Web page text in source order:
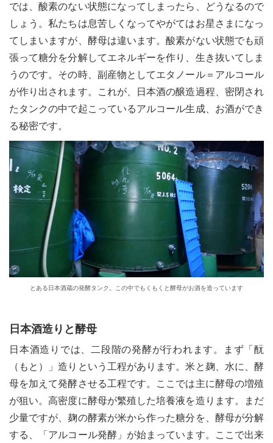
では、酸素のない状態になってしまったら、どうなるので
しょう。私たちは息苦しくなってやがてはお星さまになっ
てしまいますが、酵母は違います。酸素がない状態でも頑
張って糖分を分解してエネルギーを作り、生き抜いてしま
うのです。その時、副産物としてエタノール＝アルコール
が作り出されます。これが、日本酒の醸造過程、密閉され
たタンクの中で起こっているアルコール生成、お酒ができ
る秘密です。
とある日本酒蔵の発酵タンク。この中でもくもくと酵母がお酒を造っています
日本酒造りと酵母
日本酒造りでは、二段階の発酵が行われます。まず「酛
（もと）」造りという工程があります。米と麹、水に、酵
母を加えて発酵させる工程です。ここでは主に酵母の増殖
が狙い。高密度に酵母が繁殖した培養液を造ります。まだ
少量ですが、麹の酵素が米から作った糖分を、酵母が分解
する、「アルコール発酵」が始まっています。ここで出来